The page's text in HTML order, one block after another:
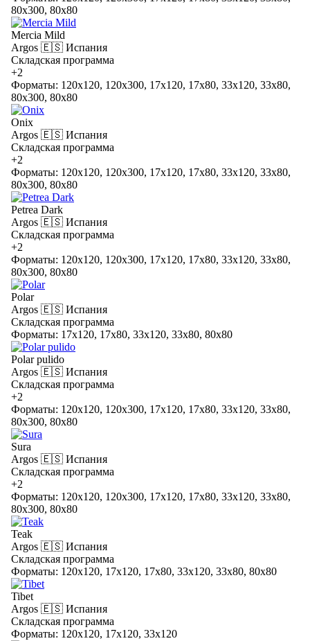
80x300, 80x80
Mercia Mild
Argos 🇪🇸 Испания
Складская программа
+2
Форматы: 120x120, 120x300, 17x120, 17x80, 33x120, 33x80,
80x300, 80x80
Onix
Argos 🇪🇸 Испания
Складская программа
+2
Форматы: 120x120, 120x300, 17x120, 17x80, 33x120, 33x80,
80x300, 80x80
Petrea Dark
Argos 🇪🇸 Испания
Складская программа
+2
Форматы: 120x120, 120x300, 17x120, 17x80, 33x120, 33x80,
80x300, 80x80
Polar
Argos 🇪🇸 Испания
Складская программа
Форматы: 17x120, 17x80, 33x120, 33x80, 80x80
Polar pulido
Argos 🇪🇸 Испания
Складская программа
+2
Форматы: 120x120, 120x300, 17x120, 17x80, 33x120, 33x80,
80x300, 80x80
Sura
Argos 🇪🇸 Испания
Складская программа
+2
Форматы: 120x120, 120x300, 17x120, 17x80, 33x120, 33x80,
80x300, 80x80
Teak
Argos 🇪🇸 Испания
Складская программа
Форматы: 120x120, 17x120, 17x80, 33x120, 33x80, 80x80
Tibet
Argos 🇪🇸 Испания
Складская программа
Форматы: 120x120, 17x120, 33x120